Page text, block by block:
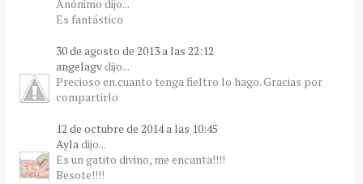
Anónimo dijo...
Es fantástico
30 de agosto de 2013 a las 22:12
angelagvdijo...
Precioso en.cuanto tenga fieltro lo hago. Gracias por
compartirlo
12 de octubre de 2014 a las 10:45
Ayladijo...
Es un gatito divino, me encanta!!!!
Besote!!!!